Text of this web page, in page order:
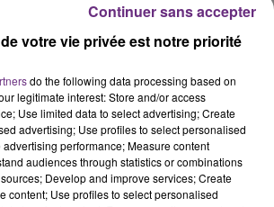
DE REIMS FERME
institutions du centre-ville
JouéClub est contraint de
0h52
0h52
votre vie privée est notre priorité
do the following data processing based on
legitimate interest: Store and/or access
Use limited data to select advertising; Create
advertising; Use profiles to select personalised
performance; Measure content
audiences through statistics or combinations
Develop and improve services; Create
content; Use profiles to select personalised
Continuer sans accepter